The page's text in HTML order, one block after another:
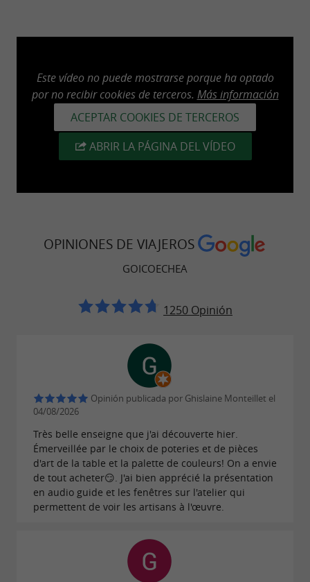
Este vídeo no puede mostrarse porque ha optado
por no recibir cookies de terceros. Más información
ACEPTAR COOKIES DE TERCEROS
ABRIR LA PÁGINA DEL VÍDEO
OPINIONES DE VIAJEROS
GOICOECHEA
1250 Opinión
Opinión publicada por Ghislaine Monteillet el
04/08/2026
Très belle enseigne que j'ai découverte hier.
Émerveillée par le choix de poteries et de pièces
d'art de la table et la palette de couleurs! On a envie
de tout acheter😏. J'ai bien apprécié la présentation
en audio guide et les fenêtres sur l'atelier qui
permettent de voir les artisans à l'œuvre.